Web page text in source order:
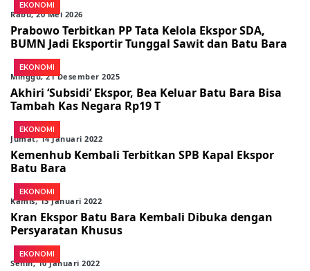
EKONOMI
Rabu, 20 Mei 2026
Prabowo Terbitkan PP Tata Kelola Ekspor SDA,
BUMN Jadi Eksportir Tunggal Sawit dan Batu Bara
EKONOMI
Minggu, 21 Desember 2025
Akhiri ‘Subsidi‘ Ekspor, Bea Keluar Batu Bara Bisa
Tambah Kas Negara Rp19 T
EKONOMI
Jumat, 14 Januari 2022
Kemenhub Kembali Terbitkan SPB Kapal Ekspor
Batu Bara
EKONOMI
Kamis, 13 Januari 2022
Kran Ekspor Batu Bara Kembali Dibuka dengan
Persyaratan Khusus
EKONOMI
Senin, 10 Januari 2022